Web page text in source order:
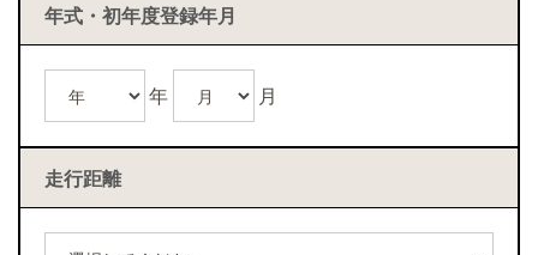
年式・初年度登録年月
年 月
走行距離